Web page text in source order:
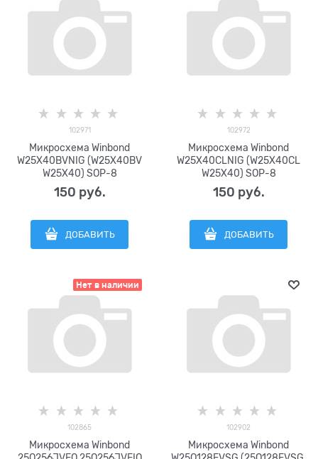
102971
Микросхема Winbond
W25X40BVNIG (W25X40BV
W25X40) SOP-8
150 руб.
ДОБАВИТЬ
102972
Микросхема Winbond
W25X40CLNIG (W25X40CL
W25X40) SOP-8
150 руб.
ДОБАВИТЬ
Нет в наличии
102865
Микросхема Winbond
102902
Микросхема Winbond